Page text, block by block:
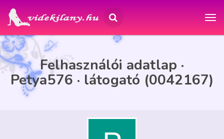
Felhasználói adatlap ·
Petya576 · látogató (0042167)